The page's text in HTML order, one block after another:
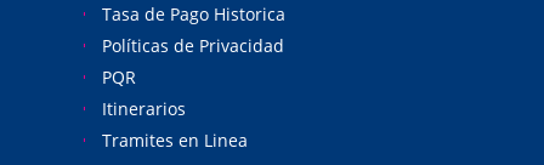
Tasa de Pago Historica
Políticas de Privacidad
PQR
Itinerarios
Tramites en Linea